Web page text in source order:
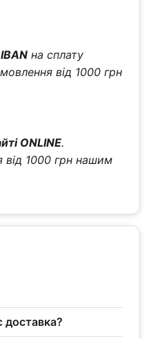
на сплату
від 1000 грн
ONLINE.
від 1000 грн нашим
доставка?